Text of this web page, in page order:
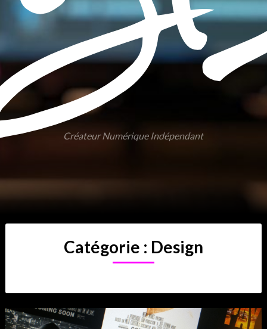
Créateur Numérique Indépendant
Catégorie : Design